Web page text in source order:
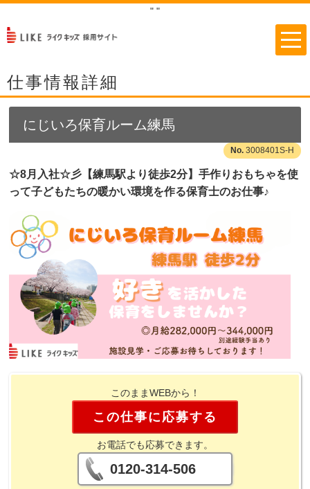
" "
仕事情報詳細
にじいろ保育ルーム練馬
3008401S-H
☆8月入社☆彡【練馬駅より徒歩2分】手作りおもちゃを使
って子どもたちの暖かい環境を作る保育士のお仕事♪
このままWEBから！
この仕事に応募する
お電話でも応募できます。
0120-314-506